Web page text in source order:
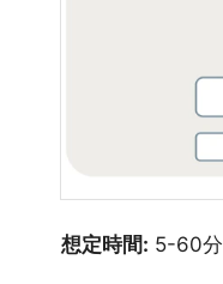
想定時間: 5-60分